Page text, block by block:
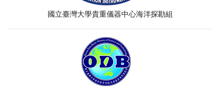
國立臺灣大學貴重儀器中心海洋探勘組